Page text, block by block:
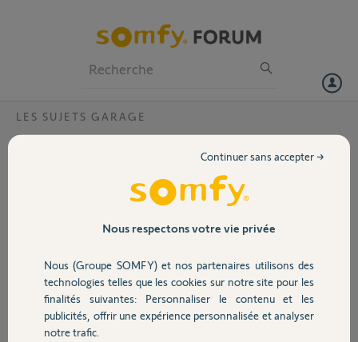
Volet
Sécurité
Domotique
LES SUJETS GARAGE
Démontage inverseur a clé encastrable sans
Comment démonter inverseur a clé encastrable sans la clé existe il
Bruno C.
Participer au fil de discussion
Nous respectons votre vie privée
Nous (Groupe SOMFY) et nos partenaires utilisons des
technologies telles que les cookies sur notre site pour les
finalités suivantes: Personnaliser le contenu et les
publicités, offrir une expérience personnalisée et analyser
notre trafic.
Continuer sans accepter →